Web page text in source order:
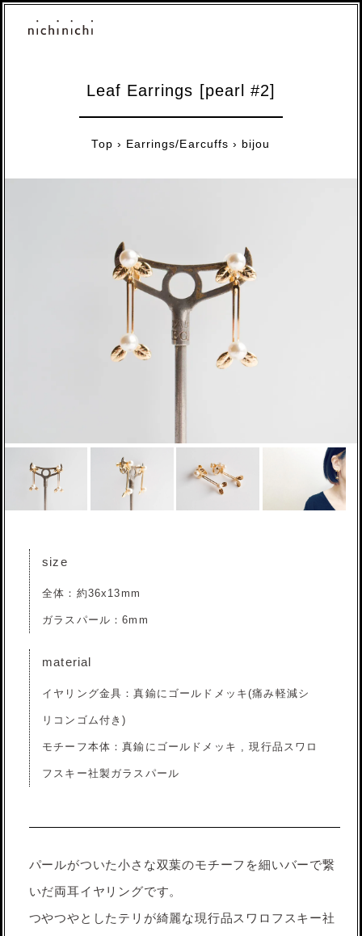
Leaf Earrings [pearl #2]
Top › Earrings/Earcuffs › bijou
size
全体：約36x13mm
ガラスパール：6mm
material
イヤリング金具：真鍮にゴールドメッキ(痛み軽減シ
リコンゴム付き)
モチーフ本体：真鍮にゴールドメッキ , 現行品スワロ
フスキー社製ガラスパール
パールがついた小さな双葉のモチーフを細いバーで繋
いだ両耳イヤリングです。
つやつやとしたテリが綺麗な現行品スワロフスキー社